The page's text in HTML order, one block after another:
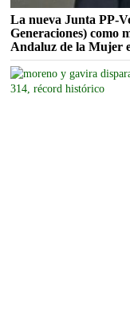
La nueva Junta PP-
Generaciones) como
Andaluz de la Mujer